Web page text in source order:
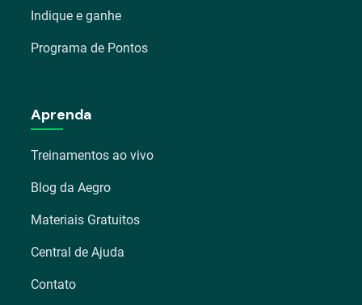
Indique e ganhe
Programa de Pontos
Aprenda
Treinamentos ao vivo
Blog da Aegro
Materiais Gratuitos
Central de Ajuda
Contato